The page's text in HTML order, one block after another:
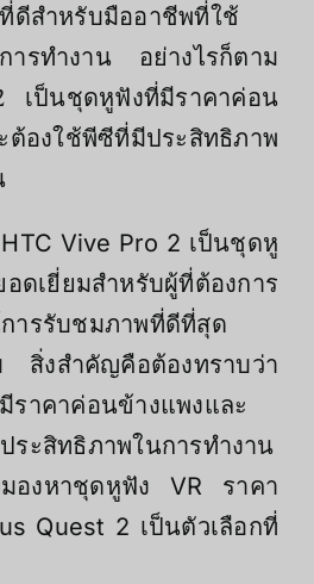
ที่ดีสำหรับมืออาชีพที่ใช้
รทำงาน อย่างไรก็ตาม
ป็นชุดหูฟังที่มีราคาค่อน
องใช้พีซีที่มีประสิทธิภาพ
Vive Pro 2 เป็นชุดหู
เยี่ยมสำหรับผู้ที่ต้องการ
ารรับชมภาพที่ดีที่สุด
สิ่งสำคัญคือต้องทราบว่า
ราคาค่อนข้างแพงและ
ระสิทธิภาพในการทำงาน
องหาชุดหูฟัง VR ราคา
Quest 2 เป็นตัวเลือกที่